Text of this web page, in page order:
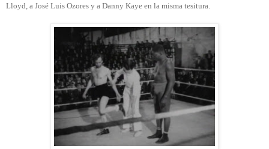
Lloyd, a José Luis Ozores y a Danny Kaye en la misma tesitura.